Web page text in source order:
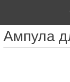
Ампула